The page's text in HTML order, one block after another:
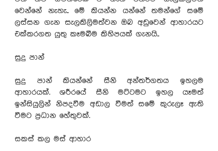
වෙන්නේ නැහැ.. මේ කියන්න යන්නේ තමන්ගේ සමේ
ලස්සන ගැන සැලකිලිමත්වන ඔබ අඩුවෙන් ආහාරයට
එක්කරගත යුතු කෑමබීම කිහිපයක් ගැනයි..
සුදු පාන්
සුදු පාන් කියන්නේ සීනි අන්තර්ගතය ඉහලම
ආහාරයක්. ශරීරයේ සීනි මට්ටමට ඉහල යෑමත්
ඉන්සියුලින් නිපදවීම අඩාල වීමත් සමේ කුරුලෑ ඇති
වීමට ප්‍රධාන හේතුවක්.
සකස් කල මස් ආහාර